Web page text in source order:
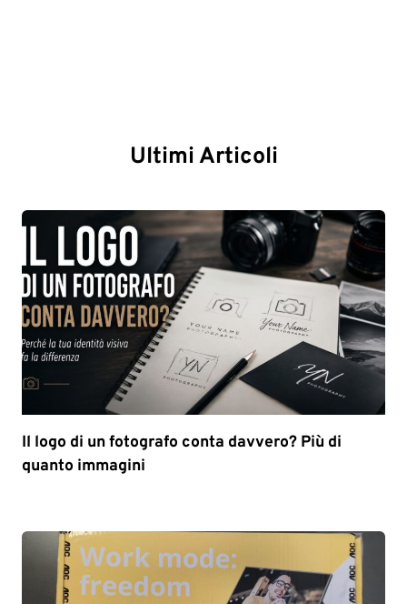
Ultimi Articoli
Il logo di un fotografo conta davvero? Più di
quanto immagini